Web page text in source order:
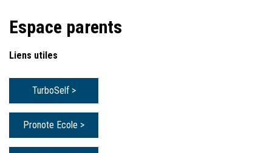
Espace parents
Liens utiles
TurboSelf >
Pronote Ecole >